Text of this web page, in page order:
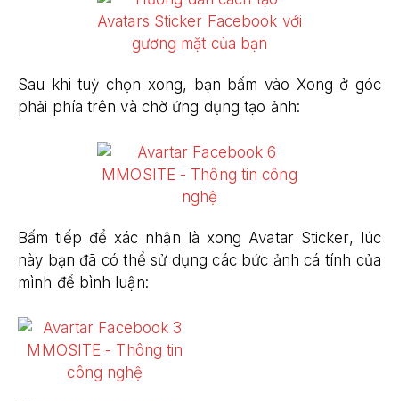
Sau khi tuỳ chọn xong, bạn bấm vào Xong ở góc
phải phía trên và chờ ứng dụng tạo ảnh:
Bấm tiếp để xác nhận là xong Avatar Sticker, lúc
này bạn đã có thể sử dụng các bức ảnh cá tính của
mình để bình luận: